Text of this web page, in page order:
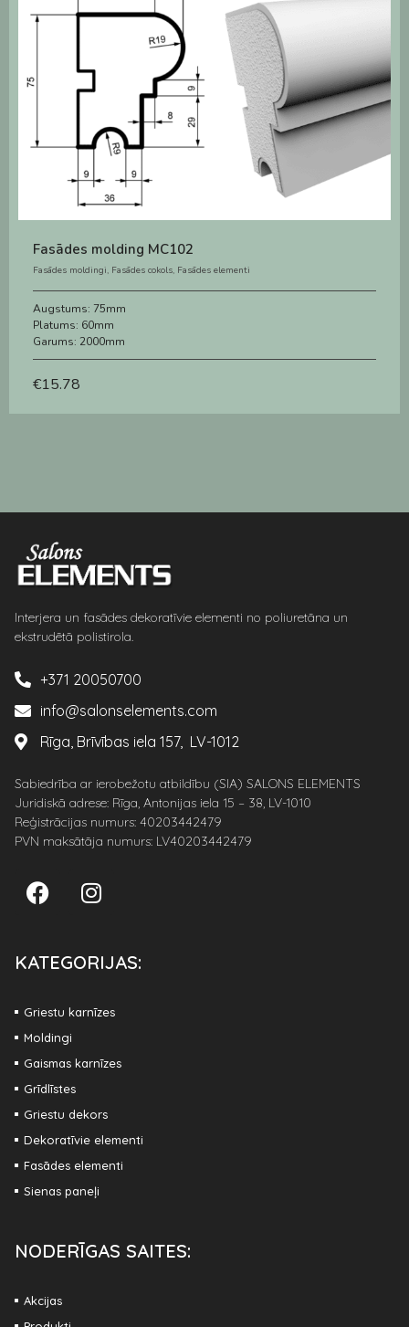
Fasādes molding MC102
Fasādes moldingi, Fasādes cokols, Fasādes elementi
Augstums: 75mm
Platums: 60mm
Garums: 2000mm
€15.78
Interjera un fasādes dekoratīvie elementi no poliuretāna un
ekstrudētā polistirola.
+371 20050700
info@salonselements.com
Rīga, Brīvības iela 157, LV-1012
Sabiedrība ar ierobežotu atbildību (SIA) SALONS ELEMENTS
Juridiskā adrese: Rīga, Antonijas iela 15 – 38, LV-1010
Reģistrācijas numurs: 40203442479
PVN maksātāja numurs: LV40203442479
KATEGORIJAS:
Griestu karnīzes
Moldingi
Gaismas karnīzes
Grīdlīstes
Griestu dekors
Dekoratīvie elementi
Fasādes elementi
Sienas paneļi
NODERĪGAS SAITES:
Akcijas